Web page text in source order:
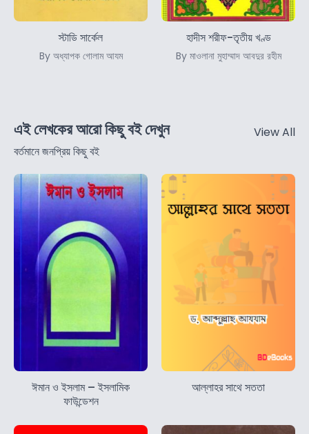
স্টাডি সার্কেল
By অধ্যাপক গোলাম আযম
হাদীস শরীফ-তৃতীয় খণ্ড
By মাওলানা মুহাম্মাদ আবদুর রহীম
এই লেখকের আরো কিছু বই দেখুন
বর্তমানে জনপ্রিয় কিছু বই
View All
ঈমান ও ইসলাম – ইসলামিক
ফাউন্ডেশন
আল্লাহর সাথে সততা